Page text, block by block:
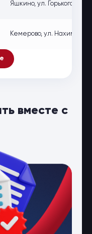
Яшкино, ул. Горького, 69,
Кемерово, ул. Нахимова,
вместе с